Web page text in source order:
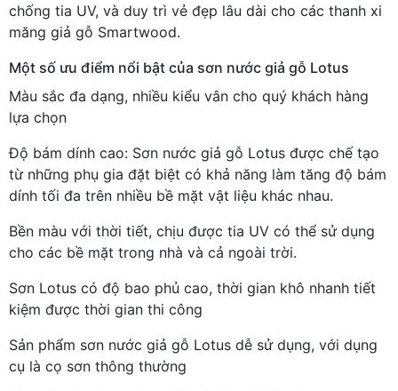
chống tia UV, và duy trì vẻ đẹp lâu dài cho các thanh xi
măng giả gỗ Smartwood.
Một số ưu điểm nổi bật của sơn nước giả gỗ Lotus
Màu sắc đa dạng, nhiều kiểu vân cho quý khách hàng
lựa chọn
Độ bám dính cao: Sơn nước giả gỗ Lotus được chế tạo
từ những phụ gia đặt biệt có khả năng làm tăng độ bám
dính tối đa trên nhiều bề mặt vật liệu khác nhau.
Bền màu với thời tiết, chịu được tia UV có thể sử dụng
cho các bề mặt trong nhà và cả ngoài trời.
Sơn Lotus có độ bao phủ cao, thời gian khô nhanh tiết
kiệm được thời gian thi công
Sản phẩm sơn nước giả gỗ Lotus dễ sử dụng, với dụng
cụ là cọ sơn thông thường